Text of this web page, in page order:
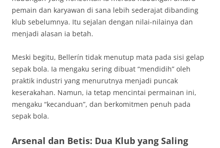
pemain dan karyawan di sana lebih sederajat dibanding
klub sebelumnya. Itu sejalan dengan nilai-nilainya dan
menjadi alasan ia betah.
Meski begitu, Bellerín tidak menutup mata pada sisi gelap
sepak bola. Ia mengaku sering dibuat “mendidih” oleh
praktik industri yang menurutnya menjadi puncak
keserakahan. Namun, ia tetap mencintai permainan ini,
mengaku “kecanduan”, dan berkomitmen penuh pada
sepak bola.
Arsenal dan Betis: Dua Klub yang Saling